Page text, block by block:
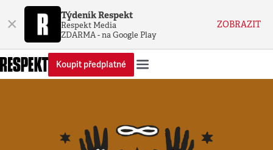
× Týdeník Respekt
Respekt Media
ZDARMA - na Google Play
ZOBRAZIT
Koupit předplatné